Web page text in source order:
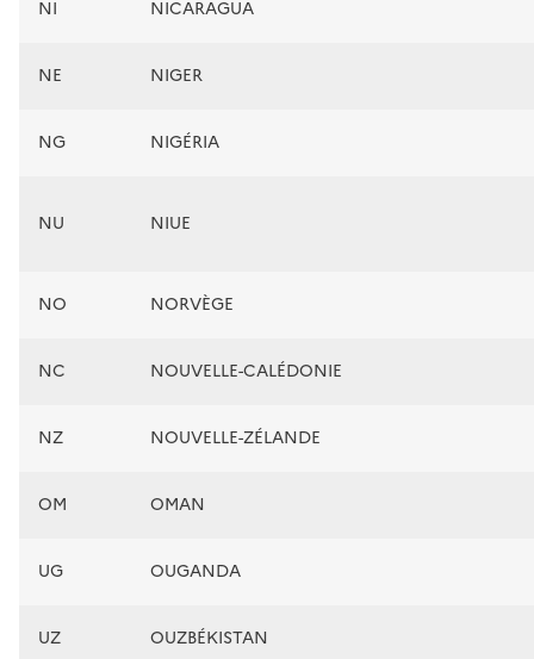
NI NICARAGUA
NE NIGER
NG NIGÉRIA
NU NIUE
NO NORVÈGE
NC NOUVELLE-CALÉDONIE
NZ NOUVELLE-ZÉLANDE
OM OMAN
UG OUGANDA
UZ OUZBÉKISTAN